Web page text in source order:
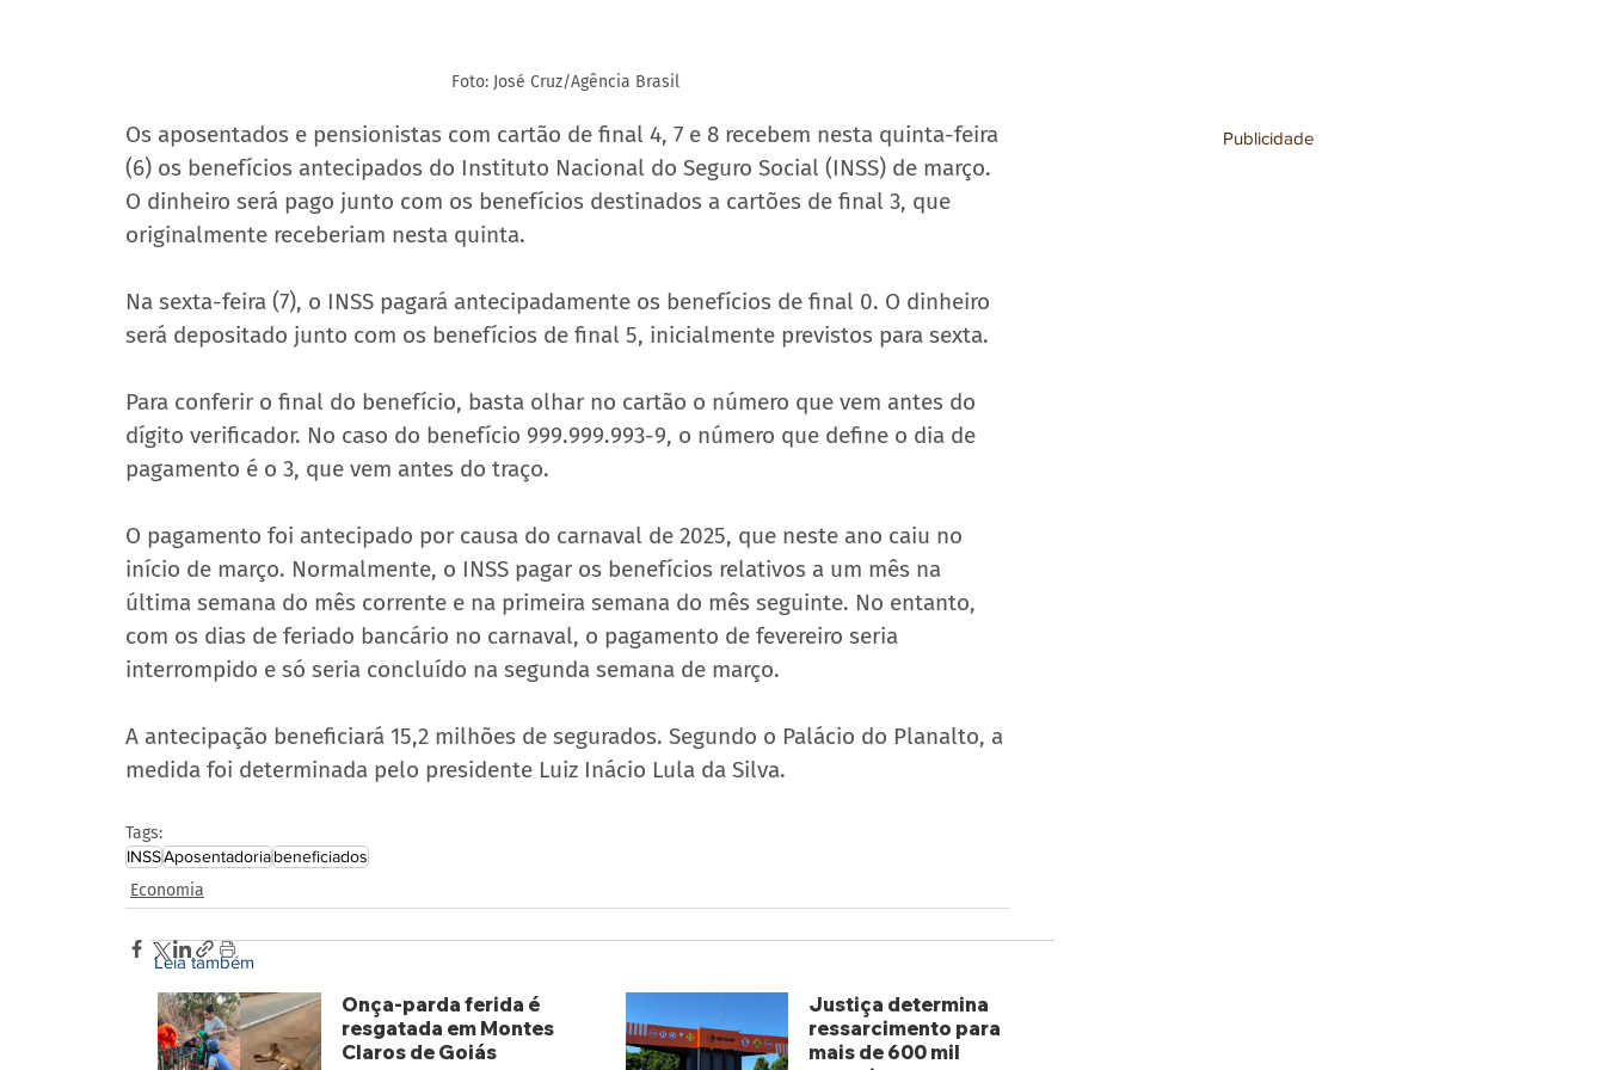
Foto: José Cruz/Agência Brasil
Os aposentados e pensionistas com cartão de final 4, 7 e 8 recebem nesta quinta-feira
(6) os benefícios antecipados do Instituto Nacional do Seguro Social (INSS) de março.
O dinheiro será pago junto com os benefícios destinados a cartões de final 3, que
originalmente receberiam nesta quinta.
Na sexta-feira (7), o INSS pagará antecipadamente os benefícios de final 0. O dinheiro
será depositado junto com os benefícios de final 5, inicialmente previstos para sexta.
Para conferir o final do benefício, basta olhar no cartão o número que vem antes do
dígito verificador. No caso do benefício 999.999.993-9, o número que define o dia de
pagamento é o 3, que vem antes do traço.
O pagamento foi antecipado por causa do carnaval de 2025, que neste ano caiu no
início de março. Normalmente, o INSS pagar os benefícios relativos a um mês na
última semana do mês corrente e na primeira semana do mês seguinte. No entanto,
com os dias de feriado bancário no carnaval, o pagamento de fevereiro seria
interrompido e só seria concluído na segunda semana de março.
A antecipação beneficiará 15,2 milhões de segurados. Segundo o Palácio do Planalto, a
medida foi determinada pelo presidente Luiz Inácio Lula da Silva.
Tags:
INSSAposentadoriabeneficiados
Economia
Publicidade
Leia também
Onça-parda ferida é
resgatada em Montes
Claros de Goiás
Justiça determina
ressarcimento para
mais de 600 mil